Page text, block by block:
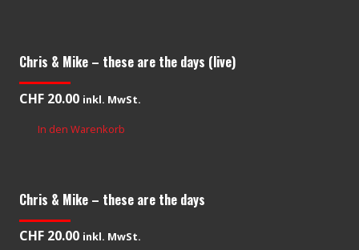
Chris & Mike – these are the days (live)
CHF 20.00 inkl. MwSt.
In den Warenkorb
Chris & Mike – these are the days
CHF 20.00 inkl. MwSt.